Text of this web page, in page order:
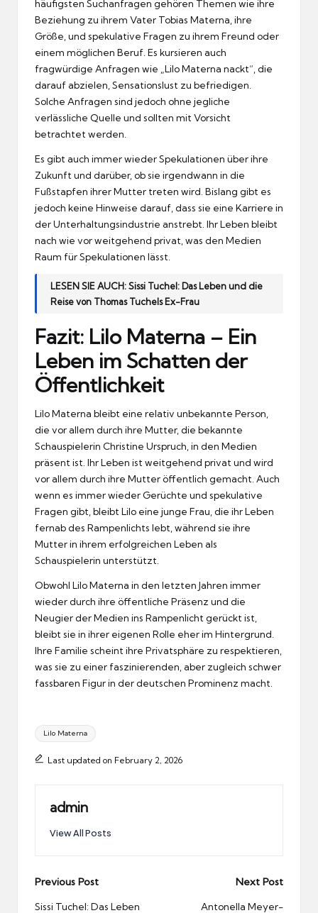
häufigsten Suchanfragen gehören Themen wie ihre
Beziehung zu ihrem Vater Tobias Materna, ihre
Größe, und spekulative Fragen zu ihrem Freund oder
einem möglichen Beruf. Es kursieren auch
fragwürdige Anfragen wie „Lilo Materna nackt“, die
darauf abzielen, Sensationslust zu befriedigen.
Solche Anfragen sind jedoch ohne jegliche
verlässliche Quelle und sollten mit Vorsicht
betrachtet werden.
Es gibt auch immer wieder Spekulationen über ihre
Zukunft und darüber, ob sie irgendwann in die
Fußstapfen ihrer Mutter treten wird. Bislang gibt es
jedoch keine Hinweise darauf, dass sie eine Karriere in
der Unterhaltungsindustrie anstrebt. Ihr Leben bleibt
nach wie vor weitgehend privat, was den Medien
Raum für Spekulationen lässt.
LESEN SIE AUCH:Sissi Tuchel: Das Leben und die
Reise von Thomas Tuchels Ex-Frau
Fazit: Lilo Materna – Ein
Leben im Schatten der
Öffentlichkeit
Lilo Materna bleibt eine relativ unbekannte Person,
die vor allem durch ihre Mutter, die bekannte
Schauspielerin Christine Urspruch, in den Medien
präsent ist. Ihr Leben ist weitgehend privat und wird
vor allem durch ihre Mutter öffentlich gemacht. Auch
wenn es immer wieder Gerüchte und spekulative
Fragen gibt, bleibt Lilo eine junge Frau, die ihr Leben
fernab des Rampenlichts lebt, während sie ihre
Mutter in ihrem erfolgreichen Leben als
Schauspielerin unterstützt.
Obwohl Lilo Materna in den letzten Jahren immer
wieder durch ihre öffentliche Präsenz und die
Neugier der Medien ins Rampenlicht gerückt ist,
bleibt sie in ihrer eigenen Rolle eher im Hintergrund.
Ihre Familie scheint ihre Privatsphäre zu respektieren,
was sie zu einer faszinierenden, aber zugleich schwer
fassbaren Figur in der deutschen Prominenz macht.
Tags:
Lilo Materna
Last updated on February 2, 2026
admin
View All Posts
Post
Previous Post
Sissi Tuchel: Das Leben
Next Post
Antonella Meyer-